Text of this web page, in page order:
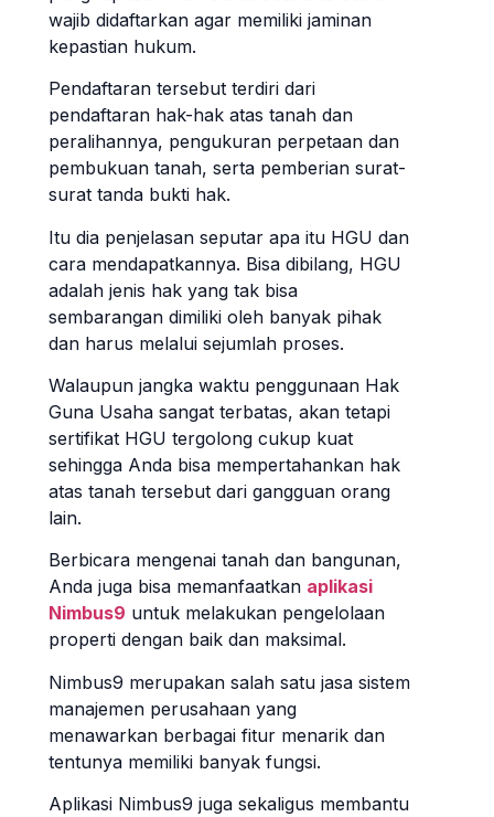
wajib didaftarkan agar memiliki jaminan
kepastian hukum.
Pendaftaran tersebut terdiri dari
pendaftaran hak-hak atas tanah dan
peralihannya, pengukuran perpetaan dan
pembukuan tanah, serta pemberian surat-
surat tanda bukti hak.
Itu dia penjelasan seputar apa itu HGU dan
cara mendapatkannya. Bisa dibilang, HGU
adalah jenis hak yang tak bisa
sembarangan dimiliki oleh banyak pihak
dan harus melalui sejumlah proses.
Walaupun jangka waktu penggunaan Hak
Guna Usaha sangat terbatas, akan tetapi
sertifikat HGU tergolong cukup kuat
sehingga Anda bisa mempertahankan hak
atas tanah tersebut dari gangguan orang
lain.
Berbicara mengenai tanah dan bangunan,
Anda juga bisa memanfaatkan aplikasi
Nimbus9 untuk melakukan pengelolaan
properti dengan baik dan maksimal.
Nimbus9 merupakan salah satu jasa sistem
manajemen perusahaan yang
menawarkan berbagai fitur menarik dan
tentunya memiliki banyak fungsi.
Aplikasi Nimbus9 juga sekaligus membantu